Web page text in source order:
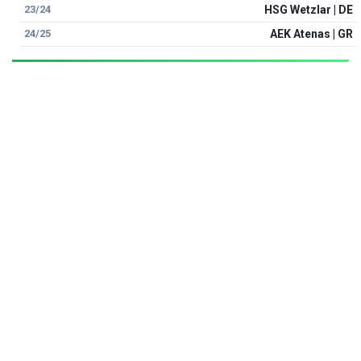
23/24 HSG Wetzlar | DE
24/25 AEK Atenas | GR